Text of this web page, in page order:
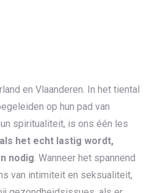
en Vlaanderen. In het tiental
op hun pad van
spiritualiteit, is ons één les
als het echt lastig wordt,
nodig. Wanneer het spannend
van intimiteit en seksualiteit,